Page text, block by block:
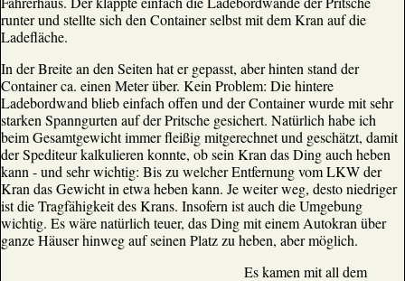
runter und stellte sich den Container selbst mit dem Kran auf die
Ladefläche.
In der Breite an den Seiten hat er gepasst, aber hinten stand der
Container ca. einen Meter über. Kein Problem: Die hintere
Ladebordwand blieb einfach offen und der Container wurde mit sehr
starken Spanngurten auf der Pritsche gesichert. Natürlich habe ich
beim Gesamtgewicht immer fleißig mitgerechnet und geschätzt, damit
der Spediteur kalkulieren konnte, ob sein Kran das Ding auch heben
kann - und sehr wichtig: Bis zu welcher Entfernung vom LKW der
Kran das Gewicht in etwa heben kann. Je weiter weg, desto niedriger
ist die Tragfähigkeit des Krans. Insofern ist auch die Umgebung
wichtig. Es wäre natürlich teuer, das Ding mit einem Autokran über
ganze Häuser hinweg auf seinen Platz zu heben, aber möglich.
Es kamen mit all dem